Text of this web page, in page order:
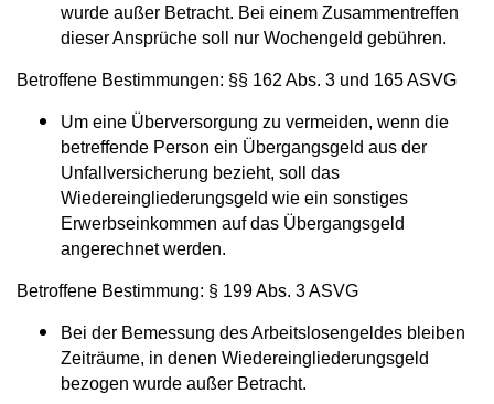
wurde außer Betracht. Bei einem Zusammentreffen
dieser Ansprüche soll nur Wochengeld gebühren.
Betroffene Bestimmungen: §§ 162 Abs. 3 und 165 ASVG
Um eine Überversorgung zu vermeiden, wenn die
betreffende Person ein Übergangsgeld aus der
Unfallversicherung bezieht, soll das
Wiedereingliederungsgeld wie ein sonstiges
Erwerbseinkommen auf das Übergangsgeld
angerechnet werden.
Betroffene Bestimmung: § 199 Abs. 3 ASVG
Bei der Bemessung des Arbeitslosengeldes bleiben
Zeiträume, in denen Wiedereingliederungsgeld
bezogen wurde außer Betracht.